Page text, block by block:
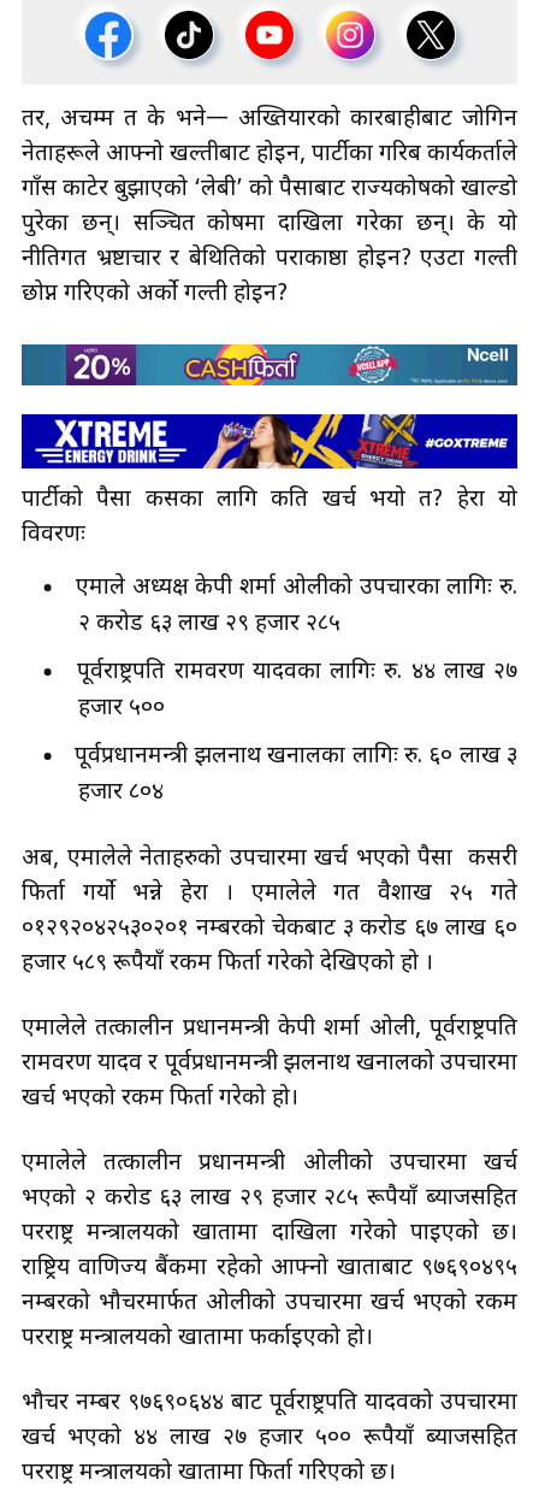
तर, अचम्म त के भने— अख्तियारको कारबाहीबाट जोगिन
नेताहरूले आफ्नो खल्तीबाट होइन, पार्टीका गरिब कार्यकर्ताले
गाँस काटेर बुझाएको ‘लेबी’ को पैसाबाट राज्यकोषको खाल्डो
पुरेका छन्। सञ्चित कोषमा दाखिला गरेका छन्। के यो
नीतिगत भ्रष्टाचार र बेथितिको पराकाष्ठा होइन? एउटा गल्ती
छोप्न गरिएको अर्को गल्ती होइन?
पार्टीको पैसा कसका लागि कति खर्च भयो त? हेरौँ यो
विवरणः
एमाले अध्यक्ष केपी शर्मा ओलीको उपचारका लागिः रु.
२ करोड ६३ लाख २९ हजार २८५
पूर्वराष्ट्रपति रामवरण यादवका लागिः रु. ४४ लाख २७
हजार ५००
पूर्वप्रधानमन्त्री झलनाथ खनालका लागिः रु. ६० लाख ३
हजार ८०४
अब, एमालेले नेताहरुको उपचारमा खर्च भएको पैसा कसरी
फिर्ता गर्यो भन्ने हेरौँ । एमालेले गत वैशाख २५ गते
०१२९२०४२५३०२०१ नम्बरको चेकबाट ३ करोड ६७ लाख ६०
हजार ५८९ रूपैयाँ रकम फिर्ता गरेको देखिएको हो ।
एमालेले तत्कालीन प्रधानमन्त्री केपी शर्मा ओली, पूर्वराष्ट्रपति
रामवरण यादव र पूर्वप्रधानमन्त्री झलनाथ खनालको उपचारमा
खर्च भएको रकम फिर्ता गरेको हो।
एमालेले तत्कालीन प्रधानमन्त्री ओलीको उपचारमा खर्च
भएको २ करोड ६३ लाख २९ हजार २८५ रूपैयाँ ब्याजसहित
परराष्ट्र मन्त्रालयको खातामा दाखिला गरेको पाइएको छ।
राष्ट्रिय वाणिज्य बैंकमा रहेको आफ्नो खाताबाट ९७६९०४९५
नम्बरको भौचरमार्फत ओलीको उपचारमा खर्च भएको रकम
परराष्ट्र मन्त्रालयको खातामा फर्काइएको हो।
भौचर नम्बर ९७६९०६४४ बाट पूर्वराष्ट्रपति यादवको उपचारमा
खर्च भएको ४४ लाख २७ हजार ५०० रूपैयाँ ब्याजसहित
परराष्ट्र मन्त्रालयको खातामा फिर्ता गरिएको छ।